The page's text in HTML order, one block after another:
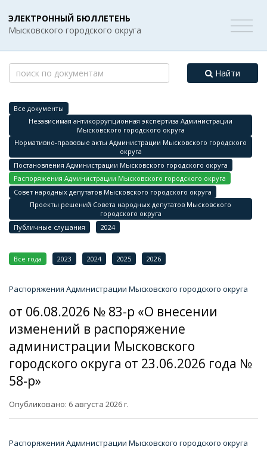
ЭЛЕКТРОННЫЙ БЮЛЛЕТЕНЬ
Мысковского городского округа
Найти
Все документы
Независимая антикоррупционная экспертиза Администрации
Мысковского городского округа
Нормативно-правовые акты Администрации Мысковского городского
округа
Постановления Администрации Мысковского городского округа
Распоряжения Администрации Мысковского городского округа
Совет народных депутатов Мысковского городского округа
Проекты решений Совета народных депутатов Мысковского
городского округа
Публичные слушания
2024
Все года 2023 2024 2025 2026
Распоряжения Администрации Мысковского городского округа
от 06.08.2026 № 83-р «О внесении
изменений в распоряжение
администрации Мысковского
городского округа от 23.06.2026 года №
58-р»
Опубликовано: 6 августа 2026 г.
Распоряжения Администрации Мысковского городского округа